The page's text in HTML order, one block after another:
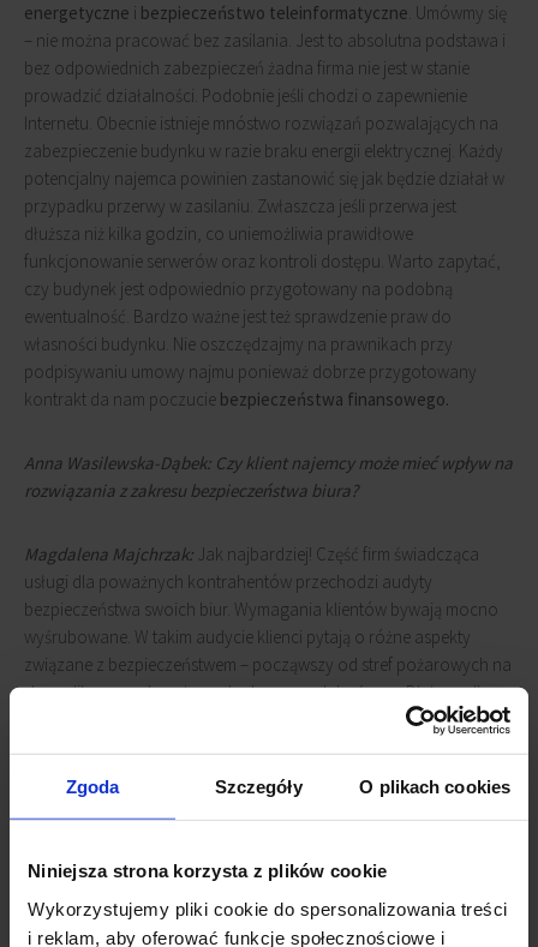
Zgoda Szczegóły O plikach cookies
Niniejsza strona korzysta z plików cookie
Wykorzystujemy pliki cookie do spersonalizowania treści
i reklam, aby oferować funkcje społecznościowe i
energetyczne i bezpieczeństwo teleinformatyczne . Umówmy się
– nie można pracować bez zasilania. Jest to absolutna podstawa i
bez odpowiednich zabezpieczeń żadna firma nie jest w stanie
prowadzić działalności. Podobnie jeśli chodzi o zapewnienie
Internetu. Obecnie istnieje mnóstwo rozwiązań pozwalających na
zabezpieczenie budynku w razie braku energii elektrycznej. Każdy
potencjalny najemca powinien zastanowić się jak będzie działał w
przypadku przerwy w zasilaniu. Zwłaszcza jeśli przerwa jest
dłuższa niż kilka godzin, co uniemożliwia prawidłowe
funkcjonowanie serwerów oraz kontroli dostępu. Warto zapytać,
czy budynek jest odpowiednio przygotowany na podobną
ewentualność. Bardzo ważne jest też sprawdzenie praw do
własności budynku. Nie oszczędzajmy na prawnikach przy
podpisywaniu umowy najmu ponieważ dobrze przygotowany
kontrakt da nam poczucie bezpieczeństwa finansowego.
Anna Wasilewska-Dąbek: Czy klient najemcy może mieć wpływ na
rozwiązania z zakresu bezpieczeństwa biura?
Magdalena Majchrzak: Jak najbardziej! Część firm świadcząca
usługi dla poważnych kontrahentów przechodzi audyty
bezpieczeństwa swoich biur. Wymagania klientów bywają mocno
wyśrubowane. W takim audycie klienci pytają o różne aspekty
związane z bezpieczeństwem – począwszy od stref pożarowych na
skomplikowanych systemach alarmowych kończąc. Dlatego dla
bezpieczeństwem
bezpieczeństwa oraz monitoringiem. Klienci zwracają uwagę nawet
na jakość wykonania ścian działowych kartonowo-gipsowych
wydawać się zabawne, ale wcale nierzadko z powodów wymagań
klienta najemcy decydują się na zmianę lokalizacji.